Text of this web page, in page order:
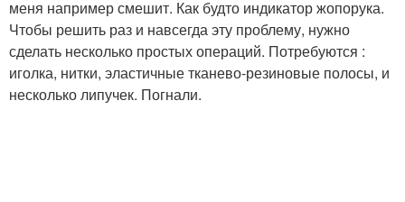
меня например смешит. Как будто индикатор жопорука.
Чтобы решить раз и навсегда эту проблему, нужно
сделать несколько простых операций. Потребуются :
иголка, нитки, эластичные тканево-резиновые полосы, и
несколько липучек. Погнали.